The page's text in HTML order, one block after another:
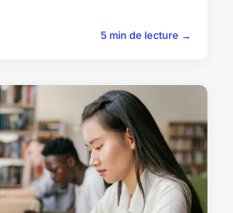
5 min de lecture →